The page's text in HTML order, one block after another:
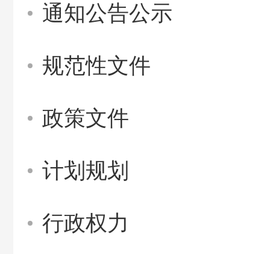
通知公告公示
规范性文件
政策文件
计划规划
行政权力